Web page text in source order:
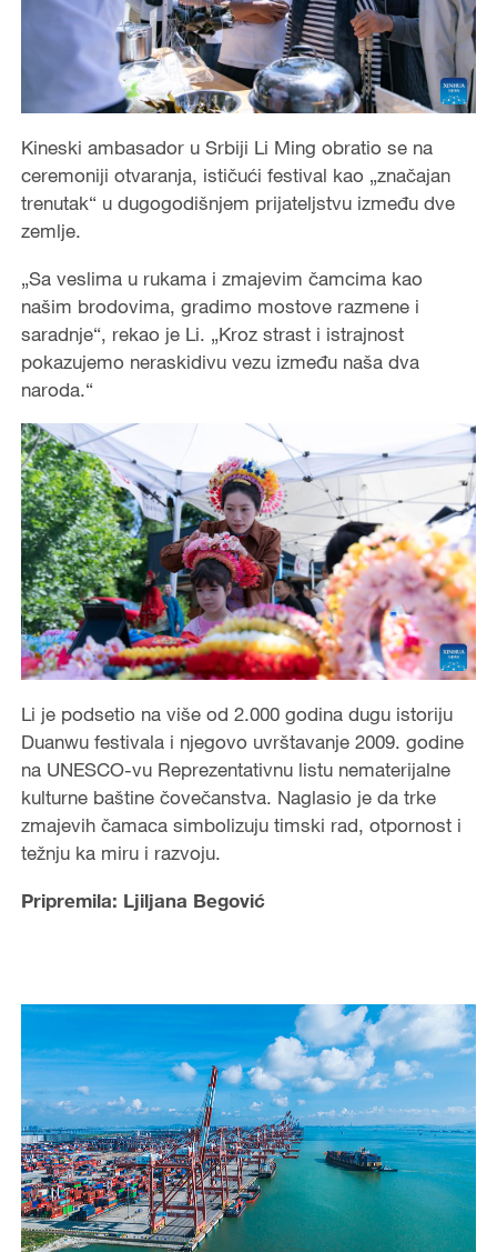
Kineski ambasador u Srbiji Li Ming obratio se na
ceremoniji otvaranja, ističući festival kao „značajan
trenutak“ u dugogodišnjem prijateljstvu između dve
zemlje.
„Sa veslima u rukama i zmajevim čamcima kao
našim brodovima, gradimo mostove razmene i
saradnje“, rekao je Li. „Kroz strast i istrajnost
pokazujemo neraskidivu vezu između naša dva
naroda.“
Li je podsetio na više od 2.000 godina dugu istoriju
Duanwu festivala i njegovo uvrštavanje 2009. godine
na UNESCO-vu Reprezentativnu listu nematerijalne
kulturne baštine čovečanstva. Naglasio je da trke
zmajevih čamaca simbolizuju timski rad, otpornost i
težnju ka miru i razvoju.
Pripremila: Ljiljana Begović